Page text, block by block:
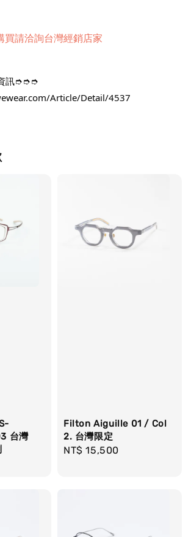
買請洽詢台灣經銷店家
訊➮➮➮
Article/Detail/4537
台灣
Filton Aiguille 01 / Col
2. 台灣限定
Regular
NT$ 15,500